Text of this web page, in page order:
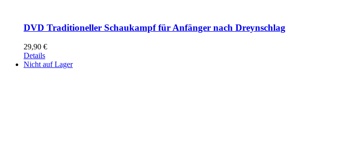
DVD Traditioneller Schaukampf für Anfänger nach Dreynschlag
29,90 €
Details
Nicht auf Lager